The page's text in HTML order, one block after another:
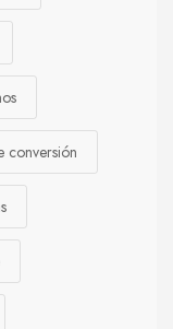
conversión